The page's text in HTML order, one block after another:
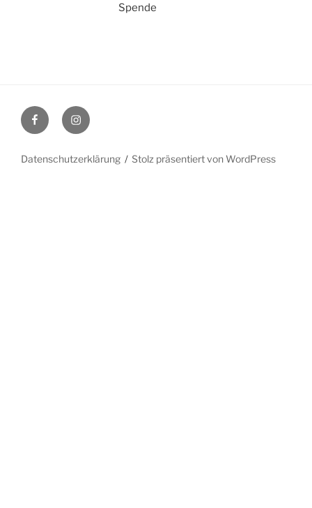
Spende
FacebookInstagram
Datenschutzerklärung Stolz präsentiert von WordPress